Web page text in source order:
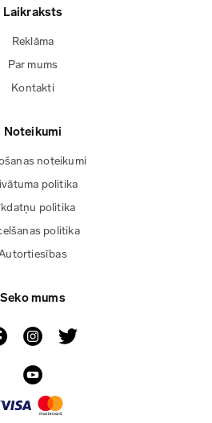
Laikraksts
Reklāma
Par mums
Kontakti
Noteikumi
noteikumi
politika
politika
politika
Seko mums